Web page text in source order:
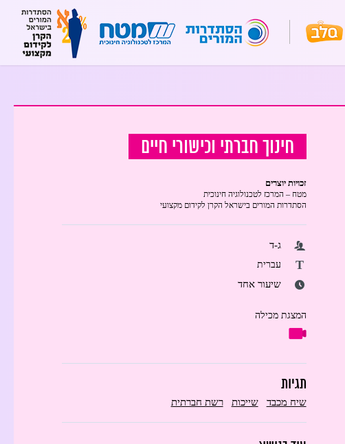
חינוך חברתי וכישורי חיים
זכויות יוצרים
מטח – המרכז לטכנולוגיה חינוכית
הסתדרות המורים בישראל הקרן לקידום מקצועי
ג-ד
T עברית
שיעור אחד
המצגת מכילה
תגיות
שיח מכבד שייכות רשת חברתית